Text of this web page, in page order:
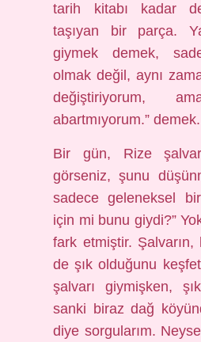
tarih kitabı kadar
taşıyan bir parça.
giymek demek,
olmak değil, aynı
değiştiriyorum,
abartmıyorum.” demek.
Bir gün, Rize
görseniz, şunu
sadece geleneksel
için mi bunu giydi?”
fark etmiştir.
de şık olduğunu
şalvarı giymişken,
sanki biraz dağ
diye sorgularım.